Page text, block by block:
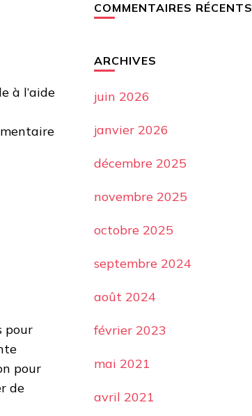
à l’aide
pour
pour
de
COMMENTAIRES RÉCENTS
ARCHIVES
juin 2026
janvier 2026
décembre 2025
novembre 2025
octobre 2025
septembre 2024
août 2024
février 2023
mai 2021
avril 2021